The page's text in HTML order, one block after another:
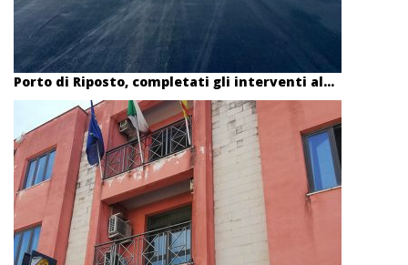
Porto di Riposto, completati gli interventi al...